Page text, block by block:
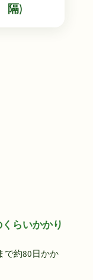
隔)
らいかかり
で約80日かか